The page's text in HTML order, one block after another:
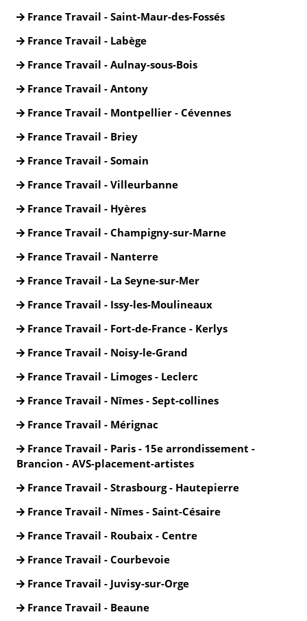
France Travail - Saint-Maur-des-Fossés
France Travail - Labège
France Travail - Aulnay-sous-Bois
France Travail - Antony
France Travail - Montpellier - Cévennes
France Travail - Briey
France Travail - Somain
France Travail - Villeurbanne
France Travail - Hyères
France Travail - Champigny-sur-Marne
France Travail - Nanterre
France Travail - La Seyne-sur-Mer
France Travail - Issy-les-Moulineaux
France Travail - Fort-de-France - Kerlys
France Travail - Noisy-le-Grand
France Travail - Limoges - Leclerc
France Travail - Nîmes - Sept-collines
France Travail - Mérignac
France Travail - Paris - 15e arrondissement -
Brancion - AVS-placement-artistes
France Travail - Strasbourg - Hautepierre
France Travail - Nîmes - Saint-Césaire
France Travail - Roubaix - Centre
France Travail - Courbevoie
France Travail - Juvisy-sur-Orge
France Travail - Beaune